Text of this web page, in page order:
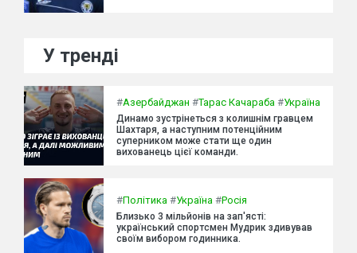
У тренді
#Азербайджан #Тарас Качараба #Україна
Динамо зустрінеться з колишнім гравцем
Шахтаря, а наступним потенційним
суперником може стати ще один
вихованець цієї команди.
#Політика #Україна #Росія
Близько 3 мільйонів на зап'ясті:
український спортсмен Мудрик здивував
своїм вибором годинника.